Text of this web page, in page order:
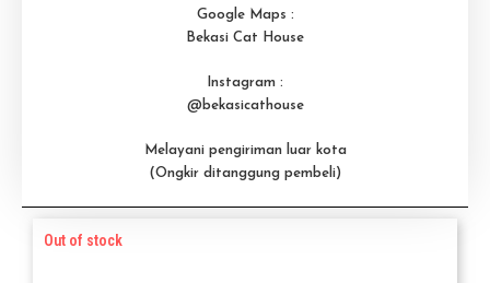
Google Maps :
Bekasi Cat House
Instagram :
@bekasicathouse
Melayani pengiriman luar kota
(Ongkir ditanggung pembeli)
Out of stock